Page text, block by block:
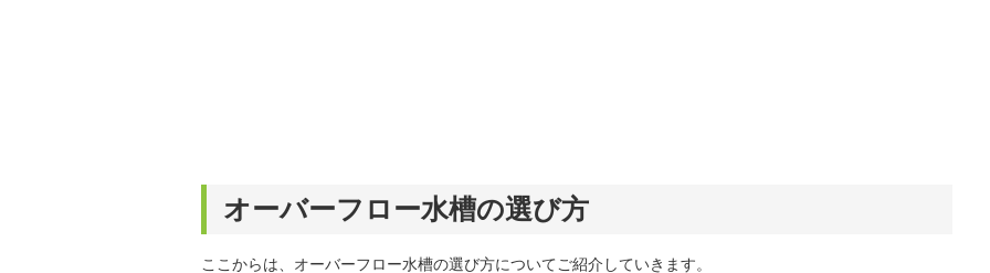
オーバーフロー水槽の選び方
ここからは、オーバーフロー水槽の選び方についてご紹介していきます。